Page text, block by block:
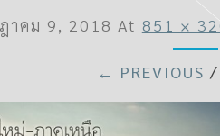
าคม 9, 2018 At 851 ×
← PREVIOUS /